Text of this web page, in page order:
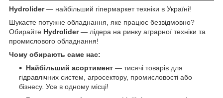
Hydrolider— найбільший гіпермаркет техніки в Україні!
Шукаєте потужне обладнання, яке працює безвідмовно?
Обирайте Hydrolider— лідера на ринку аграрної техніки та
промислового обладнання!
Чому обирають саме нас:
Найбільший асортимент — тисячі товарів для
гідравлічних систем, агросектору, промисловості або
бізнесу. Усе в одному місці!